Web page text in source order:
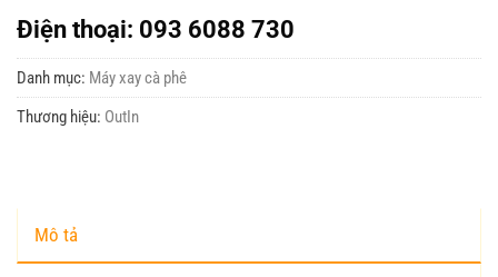
Điện thoại: 093 6088 730
Danh mục: Máy xay cà phê
Thương hiệu: OutIn
Mô tả